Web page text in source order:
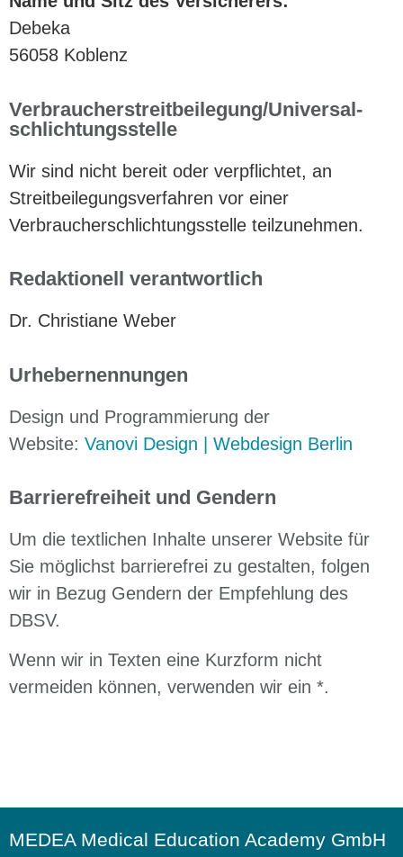
Debeka
56058 Koblenz
Verbraucher­streit­beilegung/Universal­
schlichtungs­stelle
Wir sind nicht bereit oder verpflichtet, an
Streitbeilegungsverfahren vor einer
Verbraucherschlichtungsstelle teilzunehmen.
Redaktionell verantwortlich
Dr. Christiane Weber
Urhebernennungen
Design und Programmierung der
Website: Vanovi Design | Webdesign Berlin
Barrierefreiheit und Gendern
Um die textlichen Inhalte unserer Website für
Sie möglichst barrierefrei zu gestalten, folgen
wir in Bezug Gendern der Empfehlung des
DBSV.
Wenn wir in Texten eine Kurzform nicht
vermeiden können, verwenden wir ein *.
MEDEA Medical Education Academy GmbH